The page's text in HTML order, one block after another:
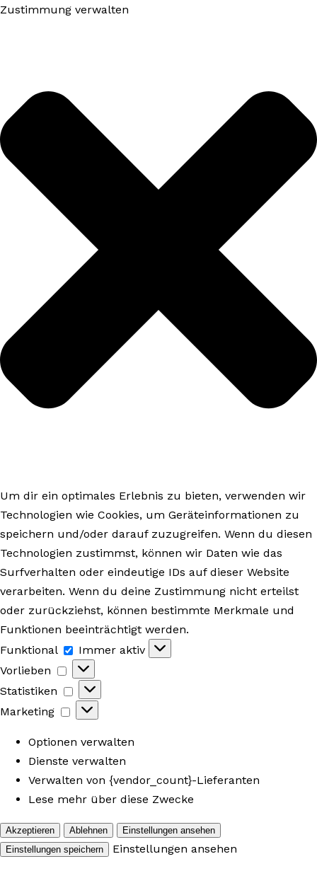
Zustimmung verwalten
Um dir ein optimales Erlebnis zu bieten, verwenden wir
Technologien wie Cookies, um Geräteinformationen zu
speichern und/oder darauf zuzugreifen. Wenn du diesen
Technologien zustimmst, können wir Daten wie das
Surfverhalten oder eindeutige IDs auf dieser Website
verarbeiten. Wenn du deine Zustimmung nicht erteilst
oder zurückziehst, können bestimmte Merkmale und
Funktionen beeinträchtigt werden.
Funktional
Funktional
Immer aktiv
Vorlieben
Vorlieben
Statistiken
Statistiken
Marketing
Marketing
Optionen verwalten
Dienste verwalten
Verwalten von {vendor_count}-Lieferanten
Lese mehr über diese Zwecke
Akzeptieren Ablehnen
Einstellungen ansehen
Einstellungen speichern
Einstellungen ansehen